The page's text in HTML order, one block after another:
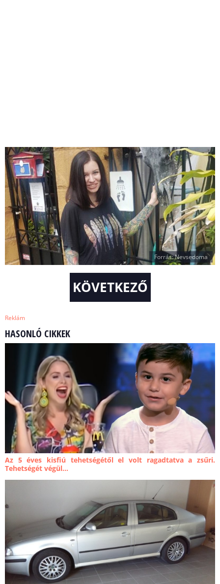
Forrás: Nevsedoma
KÖVETKEZŐ
Reklám
HASONLÓ CIKKEK
Az 5 éves kisfiú tehetségétől el volt ragadtatva a zsűri.
Tehetségét végül...